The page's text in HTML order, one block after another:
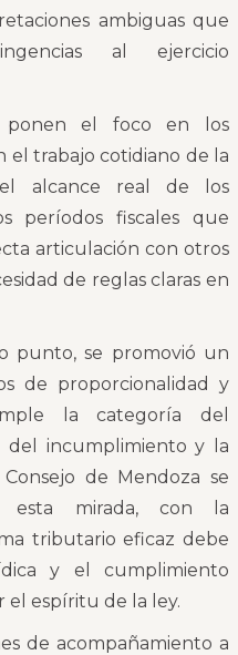
ambiguas que
al ejercicio
ponen el foco en los
el trabajo cotidiano de la
alcance real de los
períodos fiscales que
articulación con otros
de reglas claras en
punto, se promovió un
de proporcionalidad y
la categoría del
del incumplimiento y la
de Mendoza se
esta mirada, con la
tributario eficaz debe
y el cumplimiento
el espíritu de la ley.
de acompañamiento a